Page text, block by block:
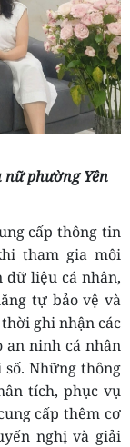
phường Yên
cấp thông tin
tham gia môi
liệu cá nhân,
tự bảo vệ và
ghi nhận các
an ninh cá nhân
Những thông
tích, phục vụ
cấp thêm cơ
nghị và giải